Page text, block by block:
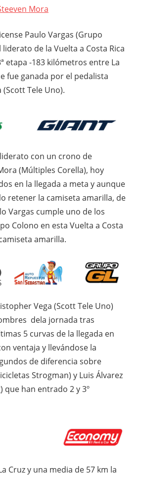
Mora
Paulo Vargas (Grupo
de la Vuelta a Costa Rica
etapa -183 kilómetros entre La
fue ganada por el pedalista
Tele Uno).
con un crono de
(Múltiples Corella), hoy
en la llegada a meta y aunque
retener la camiseta amarilla, de
Vargas cumple uno de los
Colono en esta Vuelta a Costa
amarilla.
Vega (Scott Tele Uno)
dela jornada tras
5 curvas de la llegada en
ventaja y llevándose la
de diferencia sobre
Strogman) y Luis Álvarez
que han entrado 2 y 3º
Cruz y una media de 57 km la